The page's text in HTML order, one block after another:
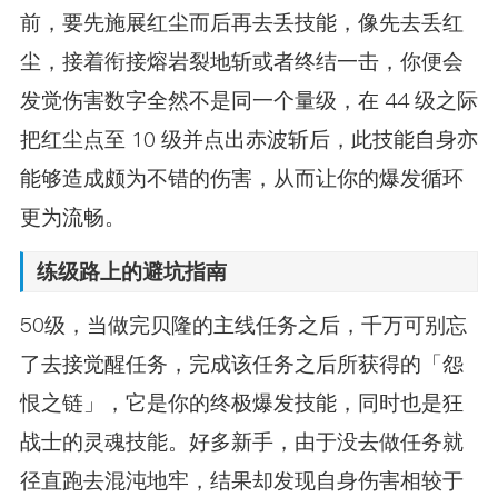
前，要先施展红尘而后再去丢技能，像先去丢红
尘，接着衔接熔岩裂地斩或者终结一击，你便会
发觉伤害数字全然不是同一个量级，在 44 级之际
把红尘点至 10 级并点出赤波斩后，此技能自身亦
能够造成颇为不错的伤害，从而让你的爆发循环
更为流畅。
练级路上的避坑指南
50级，当做完贝隆的主线任务之后，千万可别忘
了去接觉醒任务，完成该任务之后所获得的「怨
恨之链」，它是你的终极爆发技能，同时也是狂
战士的灵魂技能。好多新手，由于没去做任务就
径直跑去混沌地牢，结果却发现自身伤害相较于